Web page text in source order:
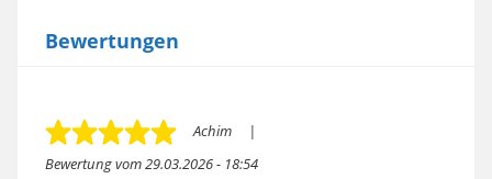
Bewertungen
Bewertung vom29.03.2026 - 18:54
Achim